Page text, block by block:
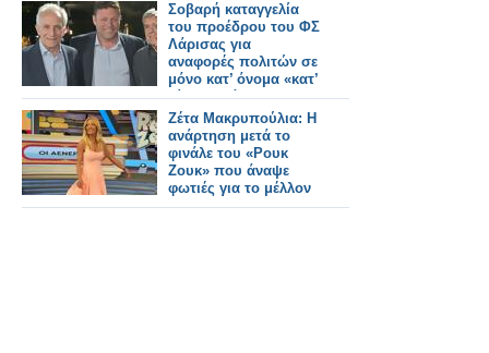
Σοβαρή καταγγελία
του προέδρου του ΦΣ
Λάρισας για
αναφορές πολιτών σε
μόνο κατ’ όνομα «κατ’
οίκον» διάθεση ΦΥΚ
Ζέτα Μακρυπούλια: Η
ανάρτηση μετά το
φινάλε του «Ρουκ
Ζουκ» που άναψε
φωτιές για το μέλλον
της